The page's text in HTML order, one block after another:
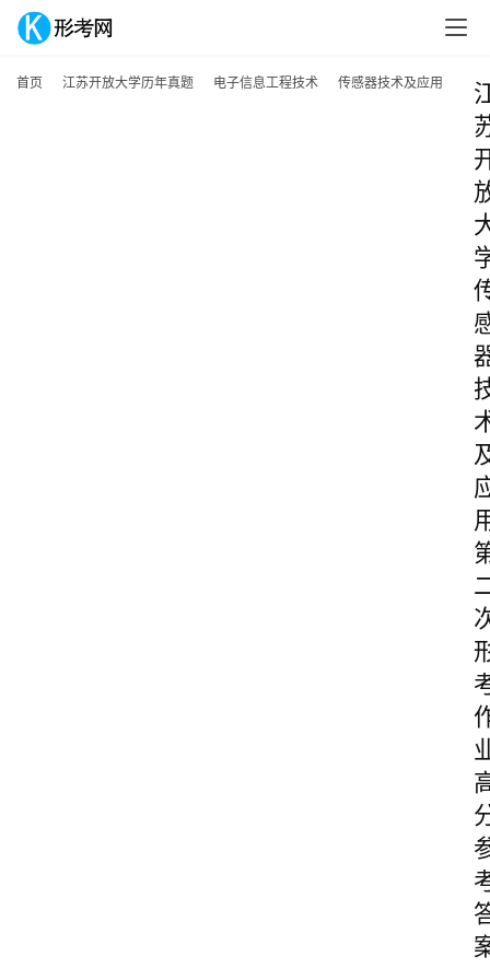
首页 江苏开放大学历年真题 电子信息工程技术 传感器技术及应用